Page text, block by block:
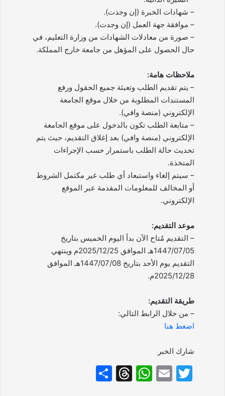
– شهادات الخبرة (إن وجدت).
– موافقة جهة العمل (إن وجدت).
– صورة من معادلات الشهادات من وزارة التعليم، في
حال الحصول على المؤهل من جامعة خارج المملكة.
ملاحظات هامة:
– يتم تقديم الطلب وتعبئة جميع الحقول ورفع
المستندات المطلوبة من خلال موقع الجامعة
الإلكتروني (منصة وافي).
– متابعة الطلب تكون بالدخول على موقع الجامعة
الإلكتروني (منصة وافي) بعد إغلاق التقديم، حيث يتم
تحديث حالة الطلب باستمرار حسب الإجراءات
المتخذة.
– سيتم إلغاء واستبعاد أي طلب غير مكتمل الشروط
أو المخالف للمعلومات المقدمة عبر الموقع
الإلكتروني.
موعد التقديم:
– التقديم مُتاح الآن بدأ اليوم الخميس بتاريخ
1447/07/05هـ الموافق 2025/12/25م وينتهي
التقديم يوم الأحد بتاريخ 1447/07/08هـ الموافق
2025/12/28م.
طريقة التقديم:
– من خلال الرابط التالي:
اضغط هنا
شارك الخبر
T
E
W
T